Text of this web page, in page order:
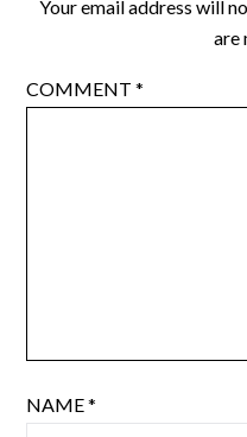
Your email address will
are
COMMENT*
NAME*